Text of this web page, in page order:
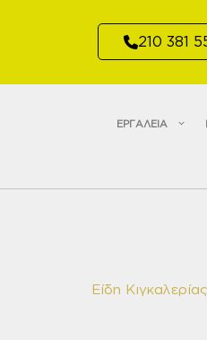
περιεχόμενο
210 381
ΕΡΓΑΛΕΙΑ
Είδη Κιγκαλερίας